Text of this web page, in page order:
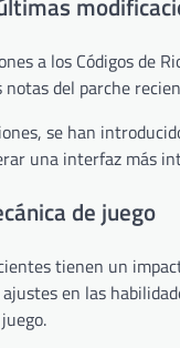
a los Códigos de
del parche
se han
una interfaz más
de juego
tienen un
en las